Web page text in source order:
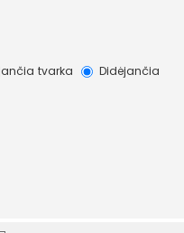
tvarka
Didėjančia